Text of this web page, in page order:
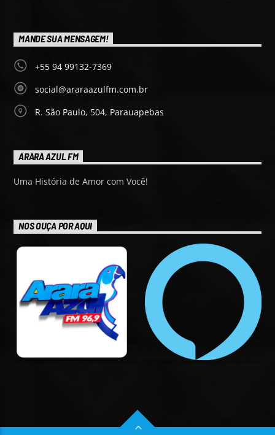
MANDE SUA MENSAGEM!
+55 94 99132-7369
social@araraazulfm.com.br
R. São Paulo, 504, Parauapebas
ARARA AZUL FM
Uma História de Amor com Você!
NOS OUÇA POR AQUI